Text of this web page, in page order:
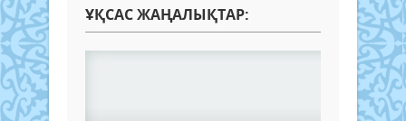
ҰҚСАС ЖАҢАЛЫҚТАР: